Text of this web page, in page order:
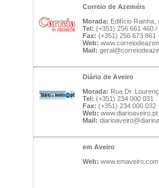
Correio de Azeméis
Morada: Edifício Rainha,
Tel: (+351) 256 661 460
Fax: (+351) 256 673 861
Web:
Mail:
Diário de Aveiro
Morada: Rua Dr.
Tel: (+351) 234 000 031
Fax: (+351) 234 000 032
Web: www.diarioaveiro.pt
Mail:
em Aveiro
Web: www.emaveiro.com